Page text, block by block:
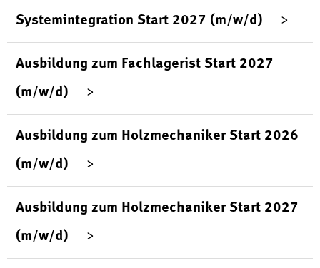
Systemintegration Start 2027 (m/w/d)
Ausbildung zum Fachlagerist Start 2027
(m/w/d)
Ausbildung zum Holzmechaniker Start 2026
(m/w/d)
Ausbildung zum Holzmechaniker Start 2027
(m/w/d)